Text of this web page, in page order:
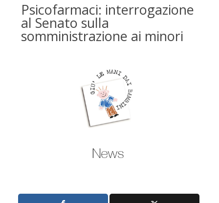
Psicofarmaci: interrogazione
al Senato sulla
somministrazione ai minori